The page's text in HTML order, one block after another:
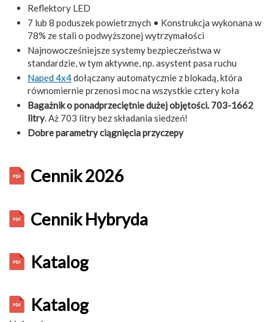
Reflektory LED
7 lub 8 poduszek powietrznych • Konstrukcja wykonana w
78% ze stali o podwyższonej wytrzymałości
Najnowocześniejsze systemy bezpieczeństwa w
standardzie, w tym aktywne, np. asystent pasa ruchu
Napęd 4x4dołączany automatycznie z blokadą, która
równomiernie przenosi moc na wszystkie cztery koła
Bagażnik o ponadprzeciętnie dużej objętości. 703-1662
litry. Aż 703 litry bez składania siedzeń!
Dobre parametry ciągnięcia przyczepy
Cennik 2026
Cennik Hybryda
Katalog
Katalog